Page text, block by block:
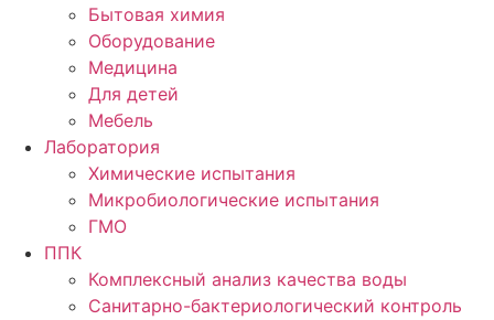
Бытовая химия
Оборудование
Медицина
Для детей
Мебель
Лаборатория
Химические испытания
Микробиологические испытания
ГМО
ППК
Комплексный анализ качества воды
Санитарно-бактериологический контроль